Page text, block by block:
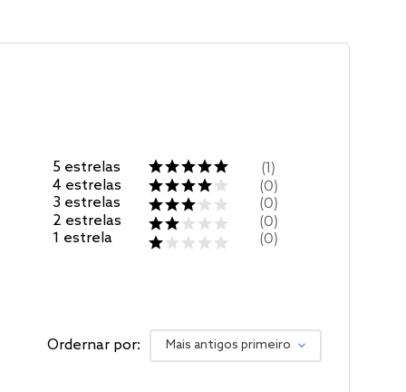
5 estrelas
4 estrelas
3 estrelas
2 estrelas
1 estrela
1
0
0
0
0
Ordernar por: Mais antigos primeiro